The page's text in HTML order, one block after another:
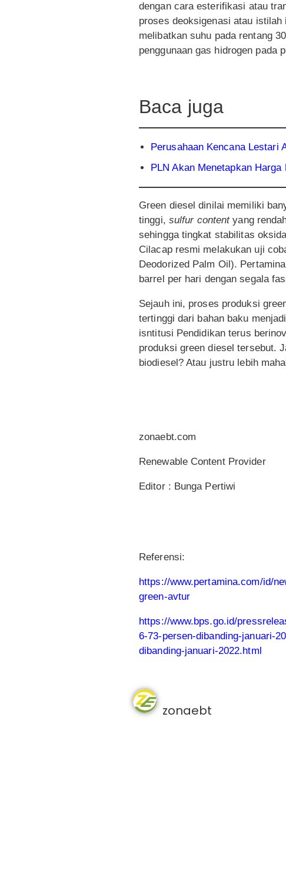
dengan cara esterifikasi atau
proses deoksigenasi atau
melibatkan suhu pada rentang
penggunaan gas hidrogen pada
Baca juga
Perusahaan Kencana
PLN Akan Menetapkan
Green diesel dinilai memiliki
tinggi, sulfur contentyang
sehingga tingkat stabilitas
Cilacap resmi melakukan uji
Deodorized Palm Oil).
barrel per hari dengan segala
Sejauh ini, proses produksi
tertinggi dari bahan baku
isntitusi Pendidikan terus
produksi green diesel tersebut.
biodiesel? Atau justru lebih
zonaebt.com
Renewable Content Provider
Editor : Bunga Pertiwi
Referensi:
https://www.pertamina.com/id/
green-avtur
https://www.bps.go.id/
6-73-persen-dibanding-januari-
dibanding-januari-2022.html
zonaebt